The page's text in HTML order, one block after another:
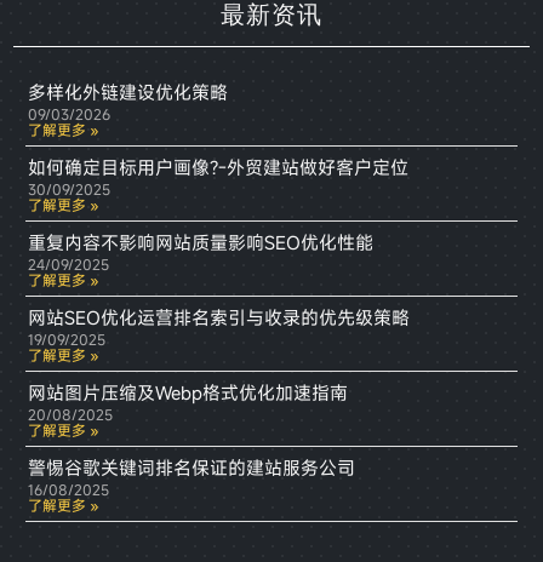
最新资讯
多样化外链建设优化策略
09/03/2026
了解更多 »
如何确定目标用户画像?-外贸建站做好客户定位
30/09/2025
了解更多 »
重复内容不影响网站质量影响SEO优化性能
24/09/2025
了解更多 »
网站SEO优化运营排名索引与收录的优先级策略
19/09/2025
了解更多 »
网站图片压缩及Webp格式优化加速指南
20/08/2025
了解更多 »
警惕谷歌关键词排名保证的建站服务公司
16/08/2025
了解更多 »